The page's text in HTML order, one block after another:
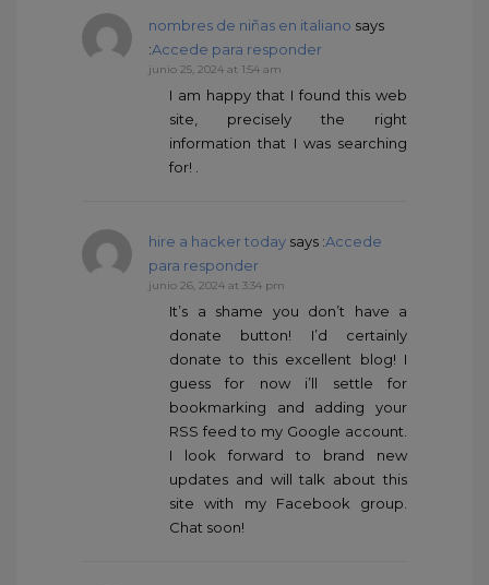
nombres de niñas en italiano says
:Accede para responder
junio 25, 2024 at 1:54 am
I am happy that I found this web
site, precisely the right
information that I was searching
for! .
hire a hacker today says :Accede
para responder
junio 26, 2024 at 3:34 pm
It’s a shame you don’t have a
donate button! I’d certainly
donate to this excellent blog! I
guess for now i’ll settle for
bookmarking and adding your
RSS feed to my Google account.
I look forward to brand new
updates and will talk about this
site with my Facebook group.
Chat soon!